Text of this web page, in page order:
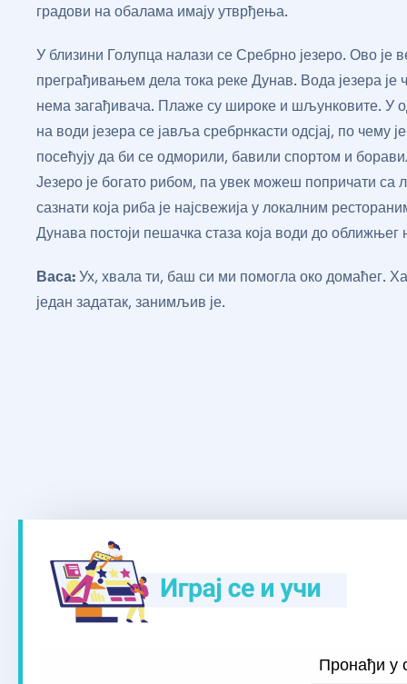
градови на обалама имају утврђења.
У близини Голупца налази се Сребрно језеро. Ово је
преграђивањем дела тока реке Дунав. Вода језера је
нема загађивача. Плаже су широке и шљунковите. У
на води језера се јавља сребрнкасти одсјај, по чему
посећују да би се одморили, бавили спортом и
Језеро је богато рибом, па увек можеш попричати са
сазнати која риба је најсвежија у локалним
Дунава постоји пешачка стаза која води до
Васа:Ух, хвала ти, баш си ми помогла око домаћег.
један задатак, занимљив је.